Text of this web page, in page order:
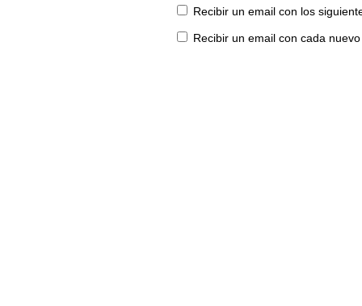
Recibir un email con los
Recibir un email con cada